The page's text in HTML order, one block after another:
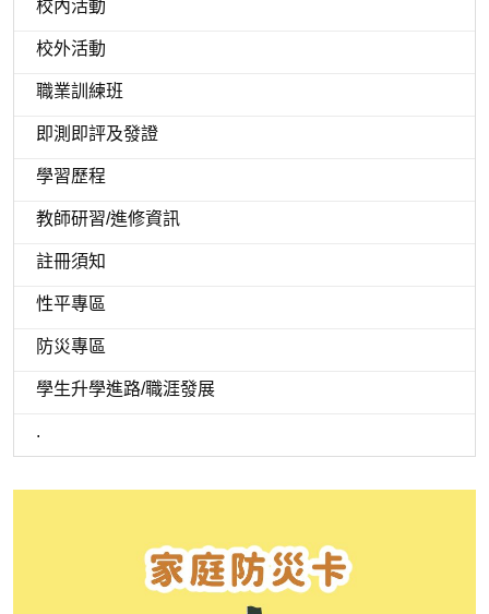
校內活動
校外活動
職業訓練班
即測即評及發證
學習歷程
教師研習/進修資訊
註冊須知
性平專區
防災專區
學生升學進路/職涯發展
.